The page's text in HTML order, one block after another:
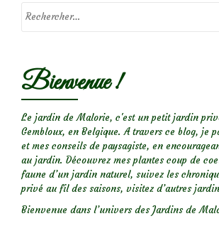
Bienvenue !
Le jardin de Malorie, c'est un petit jardin
Gembloux, en Belgique. A travers ce blog, je
et mes conseils de paysagiste, en
au jardin. Découvrez mes plantes coup de
faune d’un jardin naturel, suivez les
privé au fil des saisons, visitez d’autres
Bienvenue dans l’univers des Jardins de